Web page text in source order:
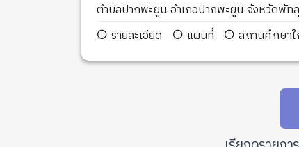
ตำบลปากพะยูน อำเภอปากพะยูน จังหวัดพัท
รายละเอียด
แผนที่ สถานศึกษาใ